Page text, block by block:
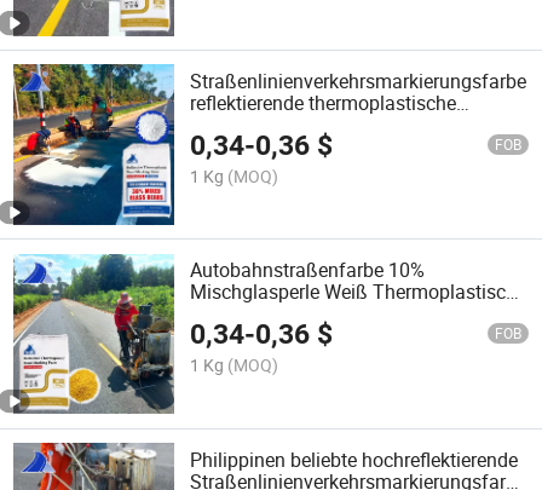
Straßenlinienverkehrsmarkierungsfarbe
reflektierende thermoplastische
0,34-0,36 $ FOB
1 Kg (MOQ)
Autobahnstraßenfarbe 10%
Mischglasperle Weiß Thermoplastische
Straßenmarkierungsfarbe
0,34-0,36 $ FOB
1 Kg (MOQ)
Philippinen beliebte hochreflektierende
Straßenlinienverkehrsmarkierungsfarbe